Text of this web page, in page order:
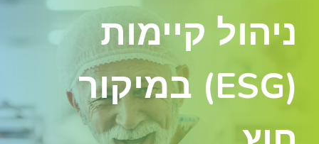
ניהול קיימות
(ESG) במיקור